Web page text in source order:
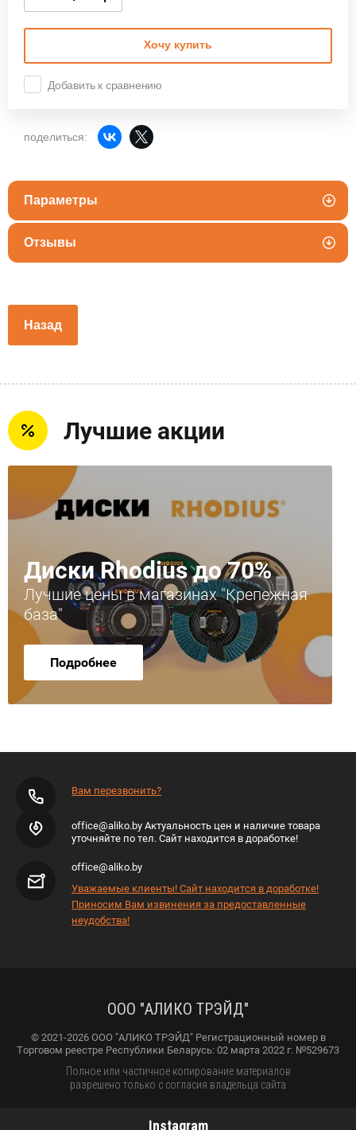
Хочу купить
Добавить к сравнению
поделиться:
Параметры
Отзывы
Назад
Лучшие акции
Диски Rhodius до 70%
Лучшие цены в магазинах "Крепежная
база"
Подробнее
Вам перезвонить?
office@aliko.by Актуальность цен и наличие товара
уточняйте по тел. Сайт находится в доработке!
office@aliko.by
Уважаемые клиенты! Сайт находится в доработке!
Приносим Вам извинения за предоставленные
неудобства!
ООО "АЛИКО ТРЭЙД"
© 2021-2026 ООО "АЛИКО ТРЭЙД" Регистрационный номер в
Торговом реестре Республики Беларусь: 02 марта 2022 г. №529673
Полное или частичное копирование материалов
разрешено только с согласия владельца сайта
Instagram